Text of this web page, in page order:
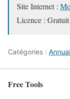
Site Internet :
Licence : Gratuit
Catégories :
Free Tools